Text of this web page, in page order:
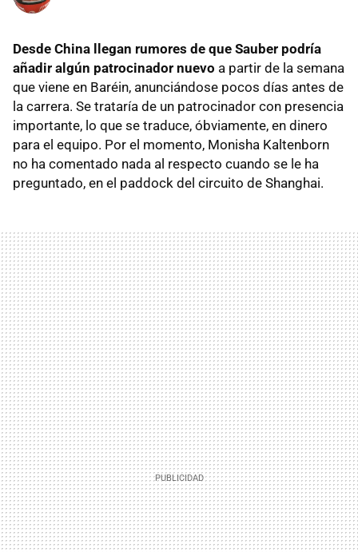
Desde China llegan rumores de que Sauber podría
añadir algún patrocinador nuevo a partir de la semana
que viene en Baréin, anunciándose pocos días antes de
la carrera. Se trataría de un patrocinador con presencia
importante, lo que se traduce, óbviamente, en dinero
para el equipo. Por el momento, Monisha Kaltenborn
no ha comentado nada al respecto cuando se le ha
preguntado, en el paddock del circuito de Shanghai.